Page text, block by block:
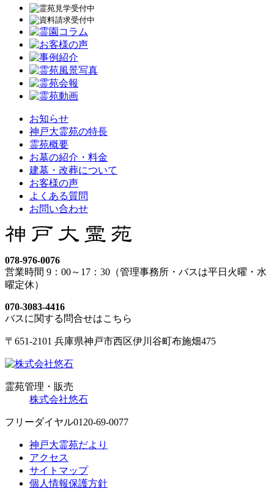
お知らせ
神戸大霊苑の特長
霊苑概要
お墓の紹介・料金
建墓・改葬について
お客様の声
よくある質問
お問い合わせ
078-976-0076
営業時間 9：00～17：30（管理事務所・バスは平日火曜・水
曜定休）
070-3083-4416
バスに関する問合せはこちら
〒651-2101 兵庫県神戸市西区伊川谷町布施畑475
霊苑管理・販売
株式会社悠石
フリーダイヤル0120-69-0077
神戸大霊苑だより
アクセス
サイトマップ
個人情報保護方針